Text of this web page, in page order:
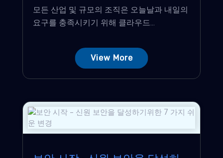
모든 산업 및 규모의 조직은 오늘날과 내일의
요구를 충족시키기 위해 클라우드...
View More